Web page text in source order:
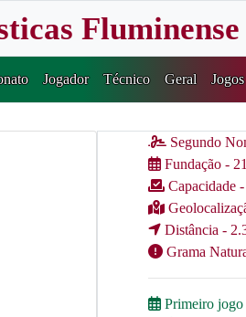
Fluminense
Jogador Técnico Geral Jogos
Segundo
Fundação -
Capacidade
Distância -
Grama
Primeiro